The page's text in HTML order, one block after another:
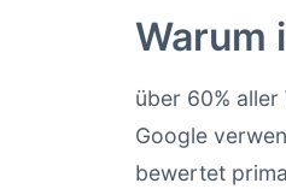
Warum
über 60%
Google
bewertet